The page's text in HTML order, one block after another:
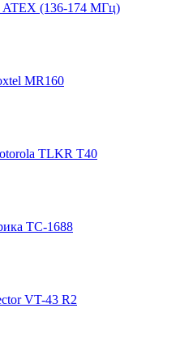
ATEX (136-174 МГц)
MR160
TLKR T40
TC-1688
VT-43 R2